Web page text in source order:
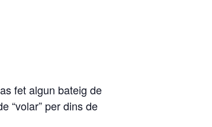
fet algun bateig de
“volar” per dins de